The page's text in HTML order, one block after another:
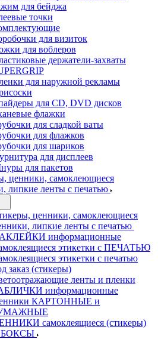
для бейджа
точки
для визиток
для воблеров
держатели-захваты
для наружной рекламы
для CD, DVD дисков
флажки
для сладкой ваты
для флажков
для шариков
для дисплеев
для пакетов
ценники, самоклеющиеся
липкие ленты с печатью
ценники, самоклеющиеся
липкие ленты с печатью
информационные
этикетки с ПЕЧАТЬЮ
этикетки с печатью
заказ (стикеры)
ленты и пленки
информационные
КАРТОННЫЕ и
самоклеящиеся (стикеры)